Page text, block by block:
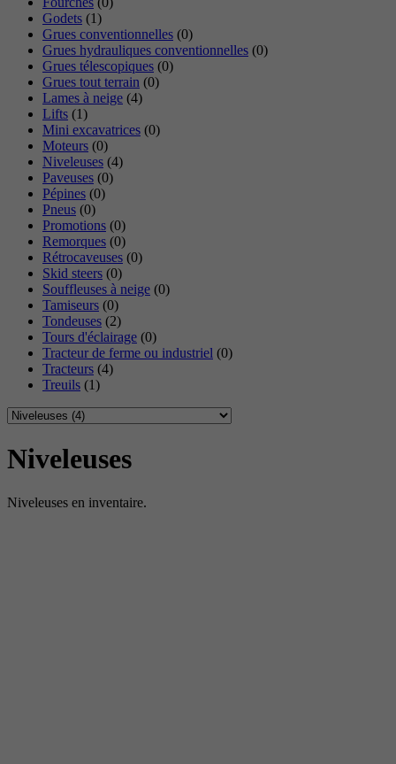
Godets (1)
Grues conventionnelles (0)
Grues hydrauliques conventionnelles (0)
Grues télescopiques (0)
Grues tout terrain (0)
Lames à neige (4)
Lifts (1)
Mini excavatrices (0)
Moteurs (0)
Niveleuses (4)
Paveuses (0)
Pépines (0)
Pneus (0)
Promotions (0)
Remorques (0)
Rétrocaveuses (0)
Skid steers (0)
Souffleuses à neige (0)
Tamiseurs (0)
Tondeuses (2)
Tours d'éclairage (0)
Tracteur de ferme ou industriel (0)
Tracteurs (4)
Treuils (1)
Niveleuses
Niveleuses en inventaire.